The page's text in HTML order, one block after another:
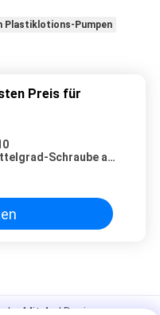
Plastiklotions-Pumpen
Preis für
Schraube an
GE
Mit 4ml Dosierung